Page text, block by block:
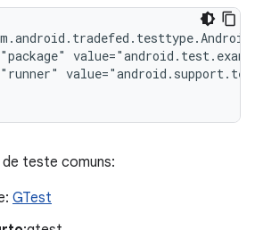
teste comuns:
GTest